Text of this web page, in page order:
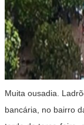
Muita ousadia.
bancária, no bairro